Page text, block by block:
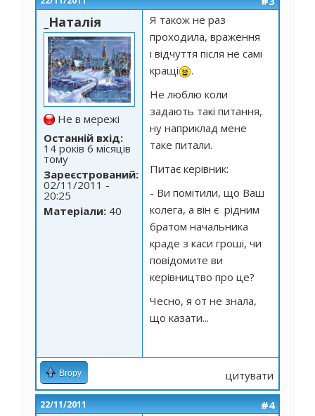
_Наталія
Не в мережі
Останній вхід:
14 років 6 місяців
тому
Зареєстрований:
02/11/2011 -
20:25
Матеріали: 40
Я також не раз
проходила, враження
і відчуття після не самі
кращі
.
Не люблю коли
задають такі питання,
ну наприклад мене
таке питали.
Питає керівник:
- Ви помітили, що Ваш
колега, а він є рідним
братом начальника
краде з каси гроші, чи
повідомите ви
керівництво про це?
Чесно, я от не знала,
що казати...
Вгору цитувати
22/11/2011 #4